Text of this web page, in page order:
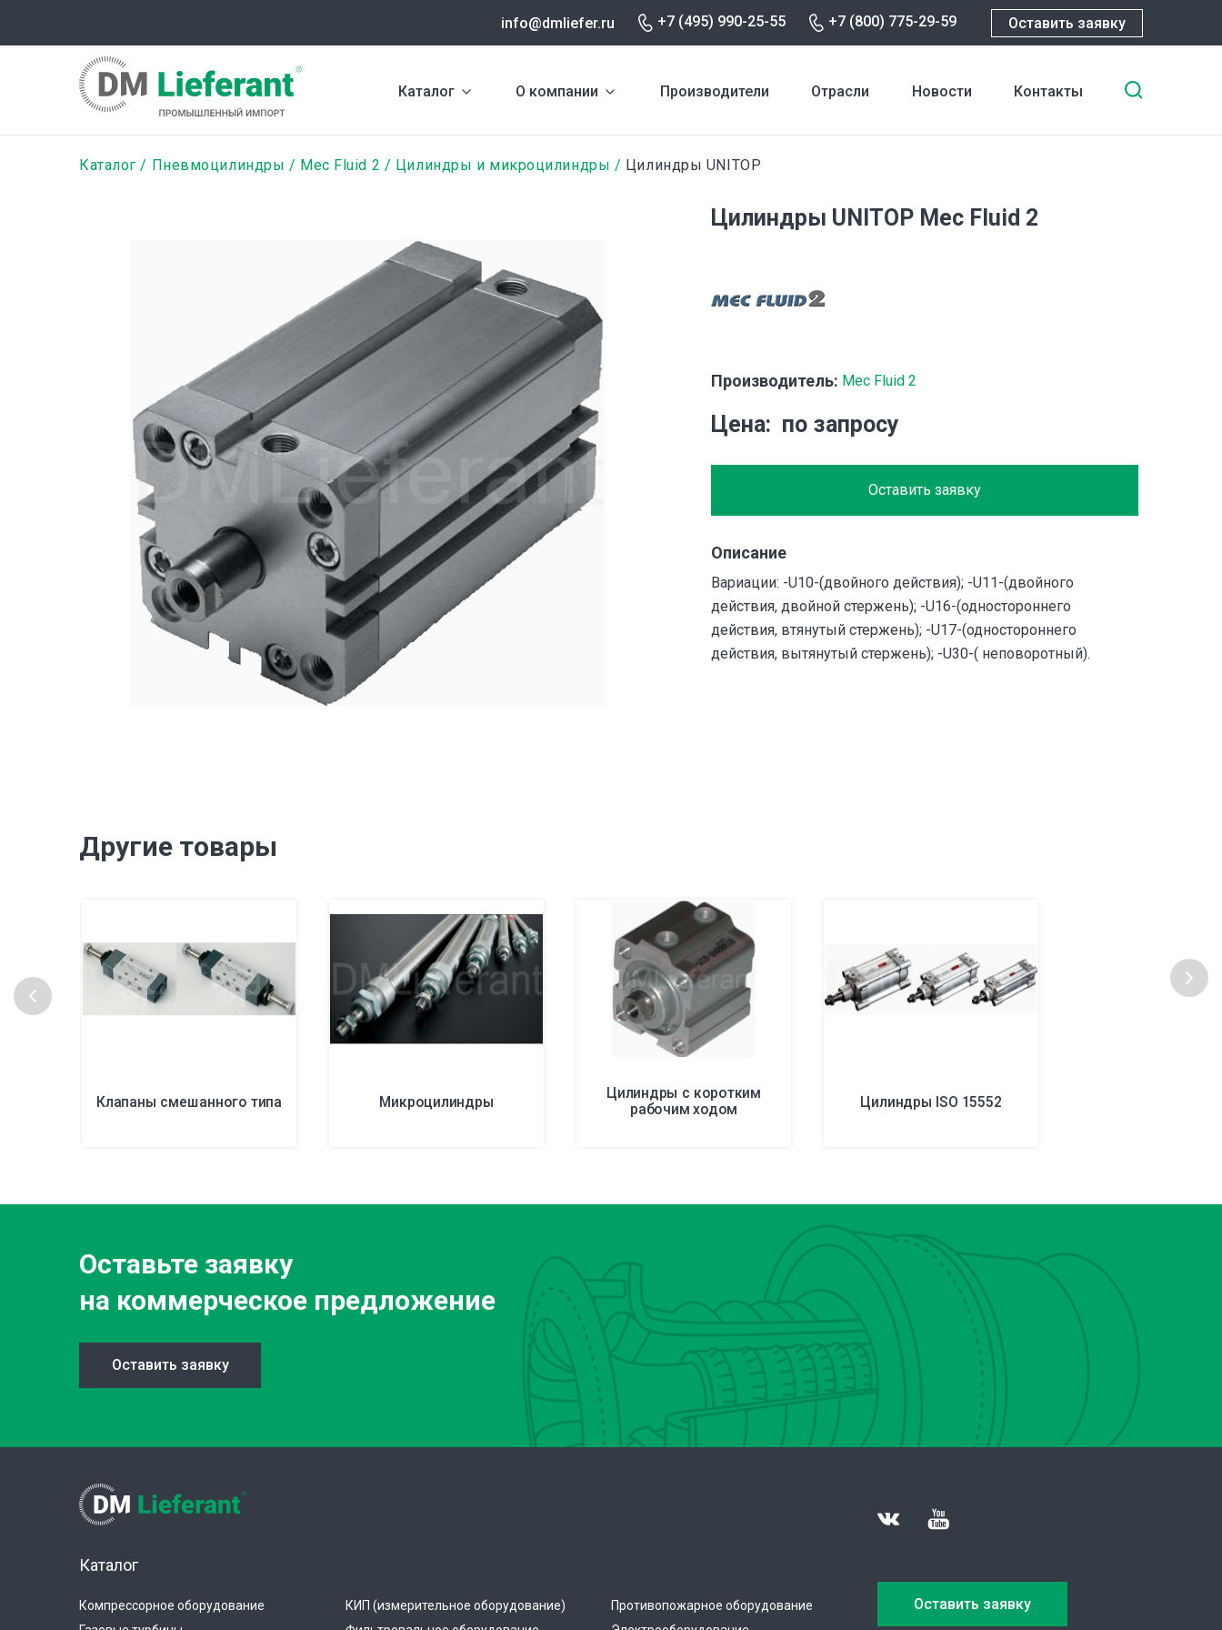
содержанию
info@dmliefer.ru +7 (495) 990-25-55 +7 (800) 775-29-59 Оставить заявку
Каталог О компании Производители Отрасли Новости Контакты
Строка
Каталог Пневмоцилиндры Mec Fluid 2 Цилиндры и микроцилиндры Цилиндры UNITOP
Цилиндры UNITOP Mec Fluid 2
Производитель: Mec Fluid 2
Цена по запросу
Оставить заявку
Описание
Вариации: -U10-(двойного действия); -U11-(двойного
действия, двойной стержень); -U16-(одностороннего
действия, втянутый стержень); -U17-(одностороннего
действия, вытянутый стержень); -U30-( неповоротный).
Другие товары
Клапаны смешанного типа Микроцилиндры Цилиндры с коротким
рабочим ходом Цилиндры ISO 15552
Оставьте заявку
на коммерческое предложение
Оставить заявку
Каталог
Компрессорное оборудование
КИП (измерительное оборудование)
Противопожарное оборудование
Оставить заявку